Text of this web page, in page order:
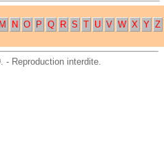
M N O P Q R S T U V W X Y Z
- Reproduction interdite.